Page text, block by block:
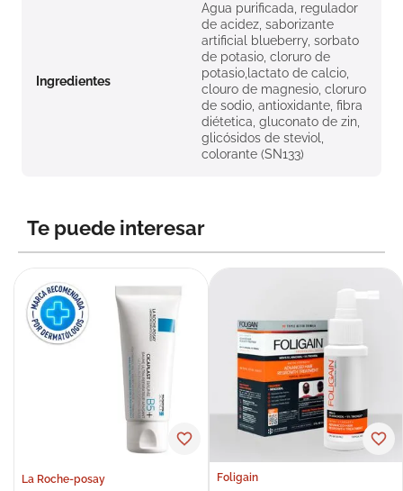
Ingredientes
Agua purificada, regulador
de acidez, saborizante
artificial blueberry, sorbato
de potasio, cloruro de
potasio,lactato de calcio,
clouro de magnesio, cloruro
de sodio, antioxidante, fibra
diétetica, gluconato de zin,
glicósidos de steviol,
colorante (SN133)
Te puede interesar
La Roche-posay Foligain